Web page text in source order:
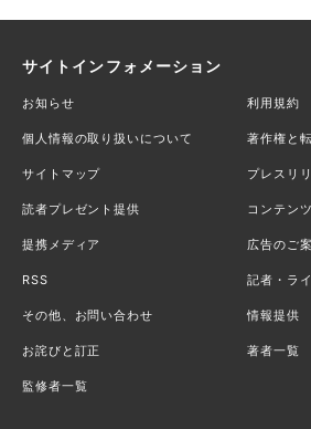
サイトインフォメーション
お知らせ 利用規約
個人情報の取り扱いについて 著作権と
サイトマップ プレスリ
読者プレゼント提供 コンテン
提携メディア 広告のご
RSS 記者・ラ
その他、お問い合わせ 情報提供
お詫びと訂正 著者一覧
監修者一覧